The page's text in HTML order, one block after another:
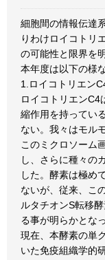
細胞間の情報伝達
りわけロイコトリ
の可能性と限界を
本年度は以下の様
1.ロイコトリエン
ロイコトリエンC4
縮作用を持ってい
ない。我々はモル
このミクロソーム
し、さらに種々の
した。酵素は極め
ないが、従来、こ
ルタチオンS転移
る事が明らかとなっ
現在、本酵素の単
いた免疫組織学的